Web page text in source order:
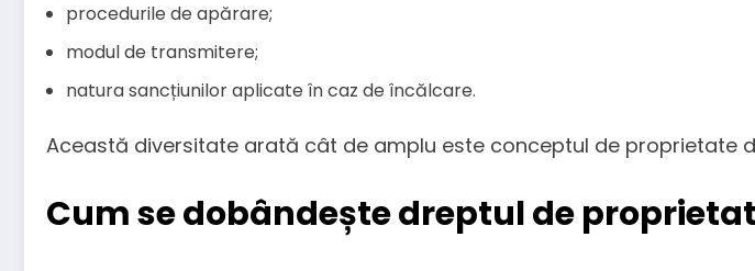
procedurile de apărare;
modul de transmitere;
natura sancțiunilor aplicate în caz de încălcare.
Această diversitate arată cât de amplu este conceptul de proprietate
Cum se dobândește dreptul de